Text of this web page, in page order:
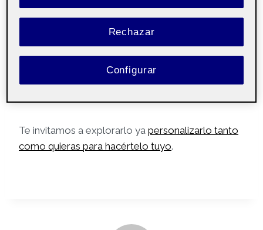
si lees esto es queya tienes activado tu propio
, el portafolio con tecnología WordPress
donde podrás publicar no sólo todo lo que
quieras sobre ti y tus proyectos propios sino
Te invitamos a explorarlo ya personalizarlo tanto
como quieras para hacértelo tuyo.
Rechazar
Configurar